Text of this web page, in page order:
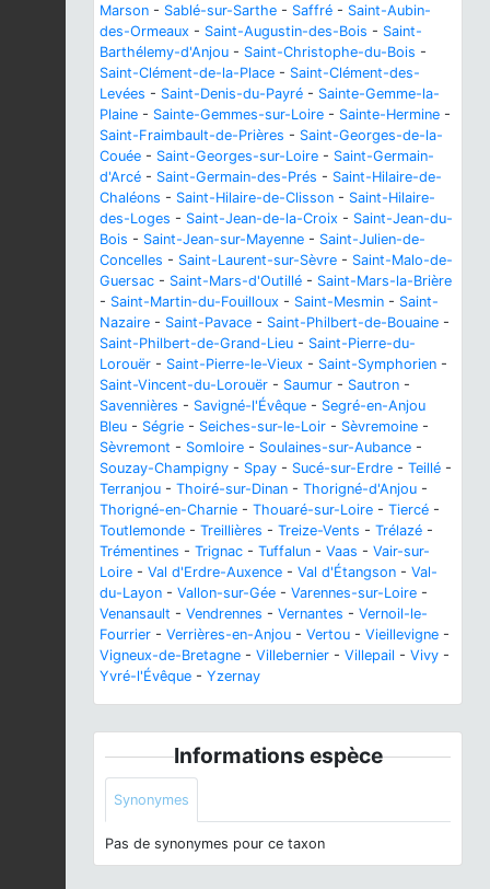
Marson - Sablé-sur-Sarthe - Saffré - Saint-Aubin-
des-Ormeaux - Saint-Augustin-des-Bois - Saint-
Barthélemy-d'Anjou - Saint-Christophe-du-Bois -
Saint-Clément-de-la-Place - Saint-Clément-des-
Levées - Saint-Denis-du-Payré - Sainte-Gemme-la-
Plaine - Sainte-Gemmes-sur-Loire - Sainte-Hermine -
Saint-Fraimbault-de-Prières - Saint-Georges-de-la-
Couée - Saint-Georges-sur-Loire - Saint-Germain-
d'Arcé - Saint-Germain-des-Prés - Saint-Hilaire-de-
Chaléons - Saint-Hilaire-de-Clisson - Saint-Hilaire-
des-Loges - Saint-Jean-de-la-Croix - Saint-Jean-du-
Bois - Saint-Jean-sur-Mayenne - Saint-Julien-de-
Concelles - Saint-Laurent-sur-Sèvre - Saint-Malo-de-
Guersac - Saint-Mars-d'Outillé - Saint-Mars-la-Brière
- Saint-Martin-du-Fouilloux - Saint-Mesmin - Saint-
Nazaire - Saint-Pavace - Saint-Philbert-de-Bouaine -
Saint-Philbert-de-Grand-Lieu - Saint-Pierre-du-
Lorouër - Saint-Pierre-le-Vieux - Saint-Symphorien -
Saint-Vincent-du-Lorouër - Saumur - Sautron -
Savennières - Savigné-l'Évêque - Segré-en-Anjou
Bleu - Ségrie - Seiches-sur-le-Loir - Sèvremoine -
Sèvremont - Somloire - Soulaines-sur-Aubance -
Souzay-Champigny - Spay - Sucé-sur-Erdre - Teillé -
Terranjou - Thoiré-sur-Dinan - Thorigné-d'Anjou -
Thorigné-en-Charnie - Thouaré-sur-Loire - Tiercé -
Toutlemonde - Treillières - Treize-Vents - Trélazé -
Trémentines - Trignac - Tuffalun - Vaas - Vair-sur-
Loire - Val d'Erdre-Auxence - Val d'Étangson - Val-
du-Layon - Vallon-sur-Gée - Varennes-sur-Loire -
Venansault - Vendrennes - Vernantes - Vernoil-le-
Fourrier - Verrières-en-Anjou - Vertou - Vieillevigne -
Vigneux-de-Bretagne - Villebernier - Villepail - Vivy -
Yvré-l'Évêque - Yzernay
Informations espèce
Synonymes
Pas de synonymes pour ce taxon